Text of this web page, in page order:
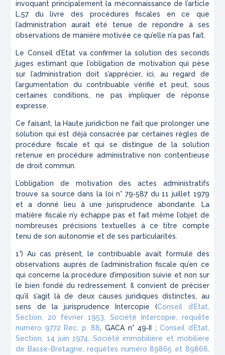
invoquant principalement la méconnaissance de l’article
L.57 du livre des procédures fiscales en ce que
l’administration aurait été tenue de répondre à ses
observations de manière motivée ce qu’elle n’a pas fait.
Le Conseil d’Etat va confirmer la solution des seconds
juges estimant que l’obligation de motivation qui pèse
sur l’administration doit s’apprécier, ici, au regard de
l’argumentation du contribuable vérifié et peut, sous
certaines conditions, ne pas impliquer de réponse
expresse.
Ce faisant, la Haute juridiction ne fait que prolonger une
solution qui est déjà consacrée par certaines règles de
procédure fiscale et qui se distingue de la solution
retenue en procédure administrative non contentieuse
de droit commun.
L’obligation de motivation des actes administratifs
trouve sa source dans la loi n° 79‑587 du 11 juillet 1979
et a donné lieu à une jurisprudence abondante. La
matière fiscale n’y échappe pas et fait même l’objet de
nombreuses précisions textuelles à ce titre compte
tenu de son autonomie et de ses particularités.
1°) Au cas présent, le contribuable avait formulé des
observations auprès de l’administration fiscale qu’en ce
qui concerne la procédure d’imposition suivie et non sur
le bien fondé du redressement. Il convient de préciser
qu’il s’agit là de deux causes juridiques distinctes, au
sens de la jurisprudence
Intercopie (Conseil d’Etat,
Section, 20 février 1953, Société Intercopie, requête
numéro 9772 Rec. p. 88, GACA n° 49‑II ;Conseil d’Etat,
Section, 14 juin 1974, Société immobilière et mobilière
de Basse-Bretagne, requêtes numéro 89865 et 89866,